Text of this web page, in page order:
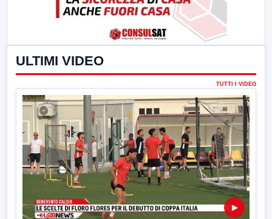
ULTIMI VIDEO
TUTTI I VIDEO
▶